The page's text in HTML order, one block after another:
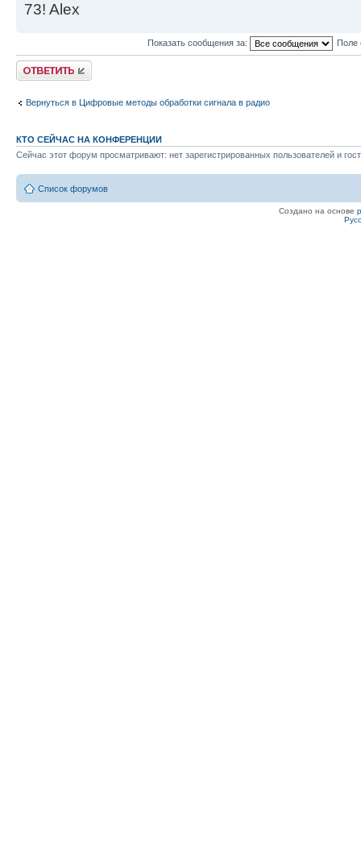
73! Alex
Показать сообщения за: Поле
Ответить
Вернуться в Цифровые методы обработки сигнала в радио
КТО СЕЙЧАС НА КОНФЕРЕНЦИИ
Сейчас этот форум просматривают: нет зарегистрированных пользователей и
Список форумов
Создано на основе